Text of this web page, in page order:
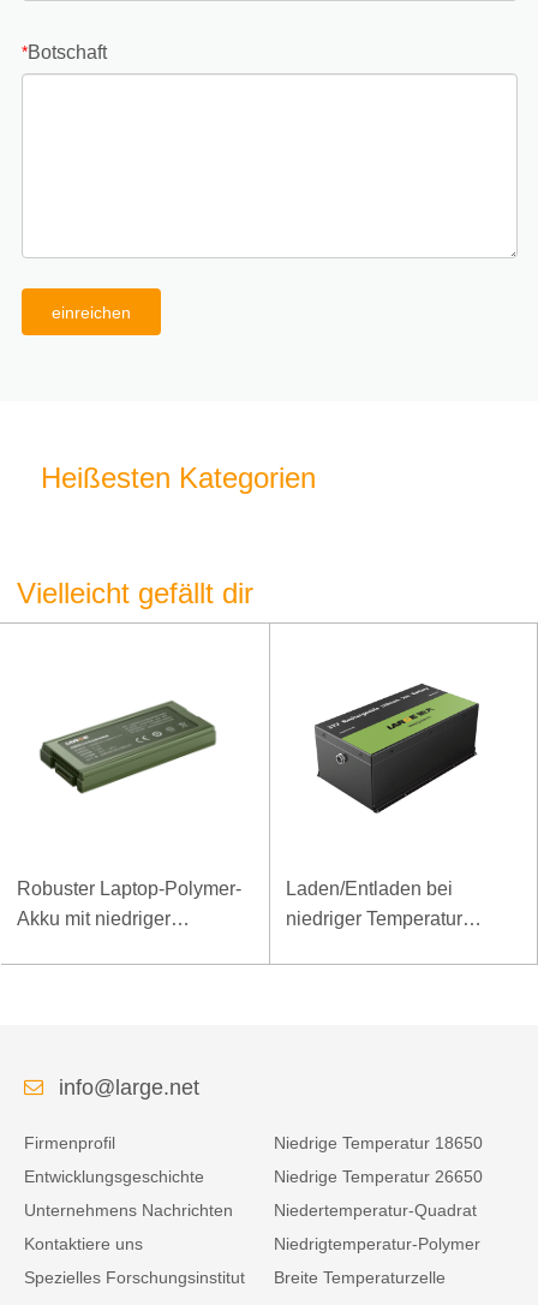
*Botschaft
einreichen
Heißesten Kategorien
Vielleicht gefällt dir
Robuster Laptop-Polymer-
Akku mit niedriger
Laden/Entladen bei
niedriger Temperatur
info@large.net
Firmenprofil
Entwicklungsgeschichte
Unternehmens Nachrichten
Kontaktiere uns
Spezielles Forschungsinstitut
Niedrige Temperatur 18650
Niedrige Temperatur 26650
Niedertemperatur-Quadrat
Niedrigtemperatur-Polymer
Breite Temperaturzelle